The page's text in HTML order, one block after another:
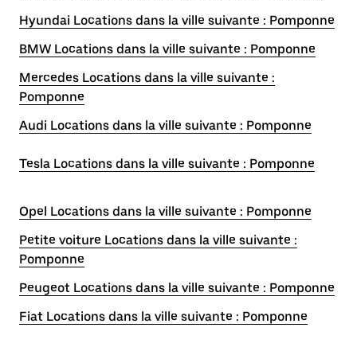
Hyundai Locations dans la ville suivante : Pomponne
BMW Locations dans la ville suivante : Pomponne
Mercedes Locations dans la ville suivante :
Pomponne
Audi Locations dans la ville suivante : Pomponne
Tesla Locations dans la ville suivante : Pomponne
Opel Locations dans la ville suivante : Pomponne
Petite voiture Locations dans la ville suivante :
Pomponne
Peugeot Locations dans la ville suivante : Pomponne
Fiat Locations dans la ville suivante : Pomponne